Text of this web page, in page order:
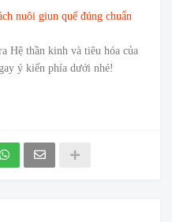
nuôi giun quế đúng chuẩn
Hệ thần kinh và tiêu hóa của
ý kiến phía dưới nhé!